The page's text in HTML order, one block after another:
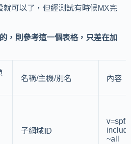
就可以了，但經測試有時候MX完
，則參考這一個表格，只差在加
名稱/主機/別名 內容
子網域ID
~all